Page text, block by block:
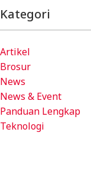
Kategori
Artikel
Brosur
News
News & Event
Panduan Lengkap
Teknologi